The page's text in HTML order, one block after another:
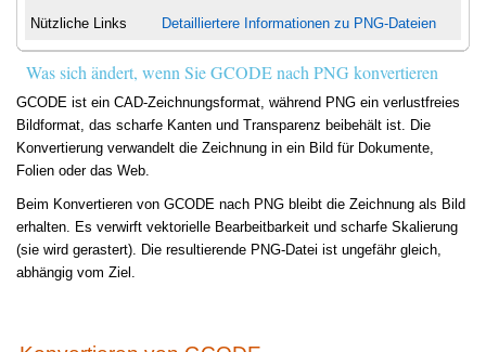
Nützliche Links Detailliertere Informationen zu PNG-Dateien
Was sich ändert, wenn Sie GCODE nach PNG konvertieren
GCODE ist ein CAD-Zeichnungsformat, während PNG ein verlustfreies
Bildformat, das scharfe Kanten und Transparenz beibehält ist. Die
Konvertierung verwandelt die Zeichnung in ein Bild für Dokumente,
Folien oder das Web.
Beim Konvertieren von GCODE nach PNG bleibt die Zeichnung als Bild
erhalten. Es verwirft vektorielle Bearbeitbarkeit und scharfe Skalierung
(sie wird gerastert). Die resultierende PNG-Datei ist ungefähr gleich,
abhängig vom Ziel.